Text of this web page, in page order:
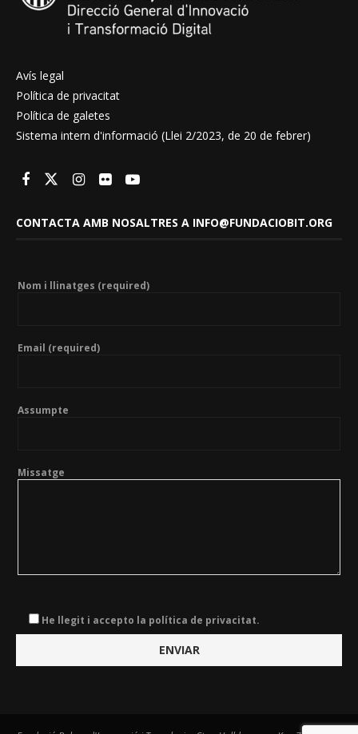
Avís legal
Política de privacitat
Política de galetes
Sistema intern d'informació (Llei 2/2023, de 20 de febrer)
CONTACTA AMB NOSALTRES A INFO@FUNDACIOBIT.ORG
Nom i llinatges (required)
Email (required)
Assumpte
Missatge
He llegit i accepto la política de privacitat.